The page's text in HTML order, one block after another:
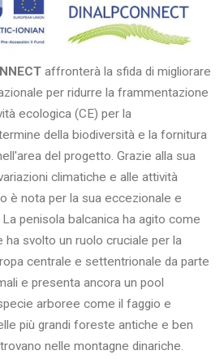
affronterà la sfida di migliorare
per ridurre la frammentazione
ecologica (CE) per la
della biodiversità e la fornitura
del progetto. Grazie alla sua
climatiche e alle attività
è nota per la sua eccezionale e
penisola balcanica ha agito come
ha svolto un ruolo cruciale per la
centrale e settentrionale da parte
e presenta ancora un pool
arboree come il faggio e
più grandi foreste antiche e ben
nelle montagne dinariche.